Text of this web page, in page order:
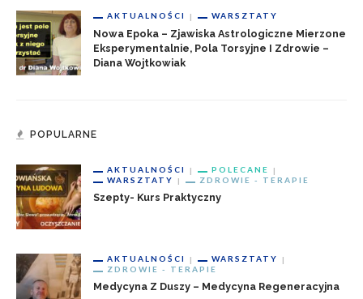
AKTUALNOŚCI WARSZTATY
Nowa Epoka – Zjawiska Astrologiczne Mierzone
Eksperymentalnie, Pola Torsyjne I Zdrowie –
Diana Wojtkowiak
POPULARNE
AKTUALNOŚCI
POLECANE
WARSZTATY
ZDROWIE - TERAPIE
Szepty- Kurs Praktyczny
AKTUALNOŚCI
WARSZTATY
ZDROWIE - TERAPIE
Medycyna Z Duszy – Medycyna Regeneracyjna